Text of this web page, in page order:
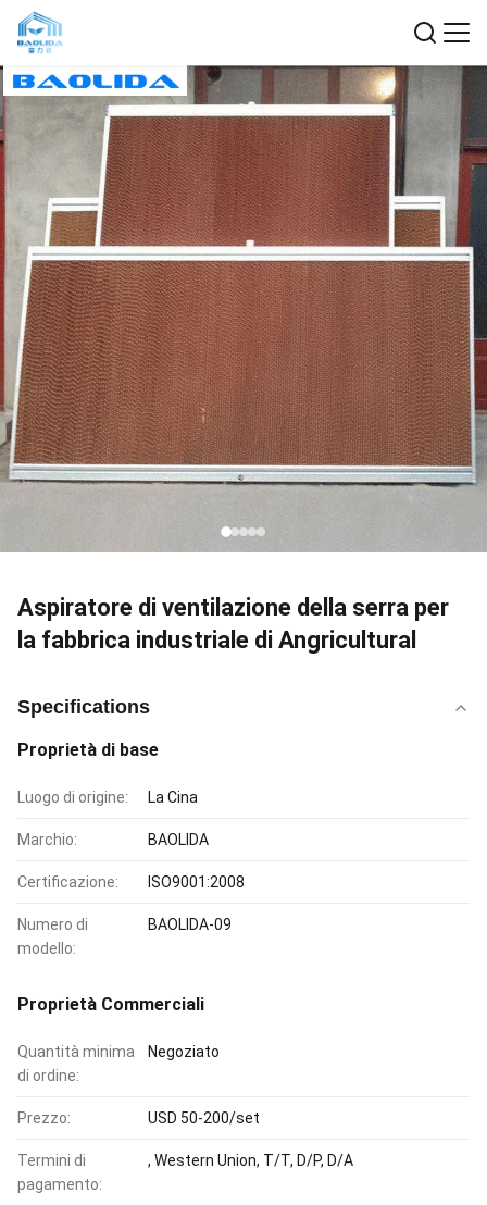
Aspiratore di ventilazione della serra per
la fabbrica industriale di Angricultural
Specifications
Proprietà di base
Luogo di origine: La Cina
Marchio: BAOLIDA
Certificazione: ISO9001:2008
Numero di
modello:
BAOLIDA-09
Proprietà Commerciali
Quantità minima
di ordine:
Negoziato
Prezzo: USD 50-200/set
Termini di
pagamento:
, Western Union, T/T, D/P, D/A